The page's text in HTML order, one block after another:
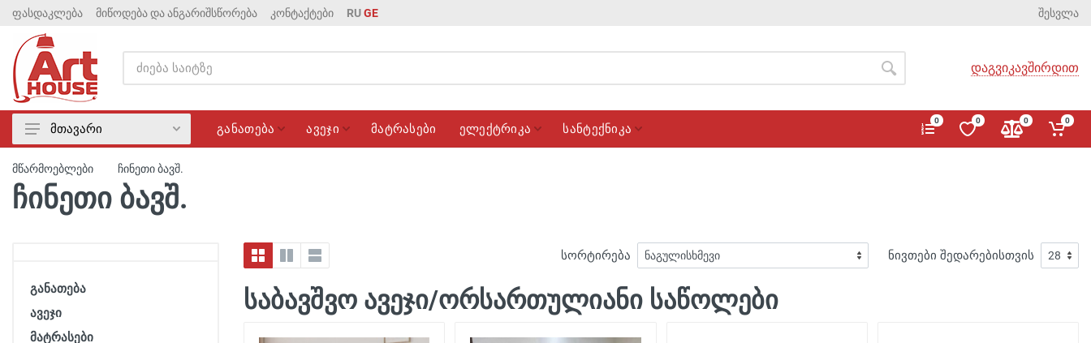
ფასდაკლება მიწოდება და ანგარიშსწორება კონტაქტები RUGE შესვლა
დაგვიკავშირდით
განათება
ავეჯი
მატრასები
მთავარი განათება ავეჯი მატრასები ელექტრიკა სანტექნიკა
0 0 0 0
მწარმოებლები ჩინეთი ბავშ.
ჩინეთი ბავშ.
განათება
ავეჯი
მატრასები
სორტირება ნივთები შედარებისთვის
საბავშვო ავეჯი/ორსართულიანი საწოლები